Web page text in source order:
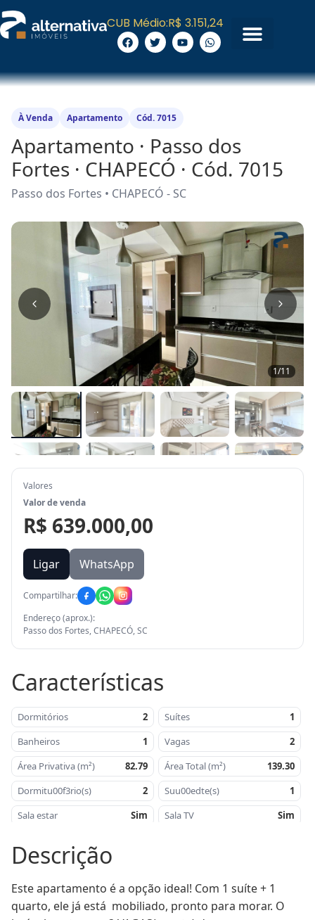
CUB Médio:R$ 3.151,24
À Venda Apartamento Cód. 7015
Apartamento · Passo dos
Fortes · CHAPECÓ · Cód. 7015
Passo dos Fortes • CHAPECÓ - SC
1/11
Valores
Valor de venda
R$ 639.000,00
Ligar WhatsApp
Compartilhar:
Endereço (aprox.):
Passo dos Fortes, CHAPECÓ, SC
Características
Dormitórios 2 Suítes
1
Banheiros
1 Vagas
2
Área Privativa (m²)
82.79 Área Total (m²)
139.30
Dormitu00f3rio(s)
2 Suu00edte(s)
1
Sala estar
Sim Sala TV
Sim
u00c1rea de serviu00e7o
u00c1rea privativa -
mu00b2
82,79 Aru00e9a Total mu00b2 139,30
Descrição
Este apartamento é a opção ideal! Com 1 suíte + 1
quarto, ele já está  mobiliado, pronto para morar. O